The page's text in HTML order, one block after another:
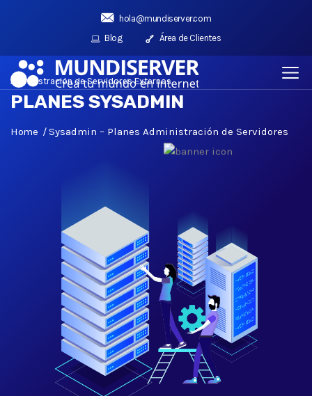
hola@mundiserver.com
Blog
Área de Clientes
Administración de Servidores Externos
PLANES SYSADMIN
Home Sysadmin – Planes Administración de Servidores